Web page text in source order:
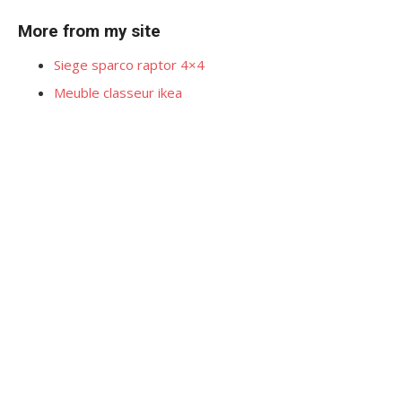
More from my site
Siege sparco raptor 4×4
Meuble classeur ikea